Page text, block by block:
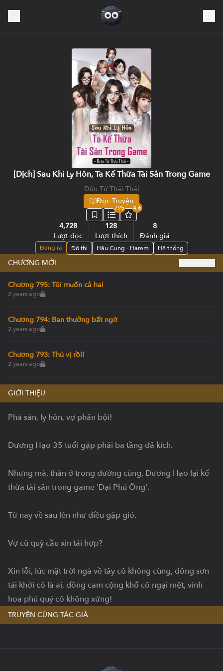
[Dịch] Sau Khi Ly Hôn, Ta Kế Thừa Tài Sản Trong Game
Dữu Tử Thái Thái
Đọc Truyện
795 4.6
4,728
Lượt đọc
128
Lượt thích
8
Đánh giá
Đang ra Đô thị Hậu Cung - Harem Hệ thống
CHƯƠNG MỚI
Chương 795: Tôi muốn cả hai
2 years ago
Chương 794: Ban thưởng bất ngờ
2 years ago
Chương 793: Thú vị rồi!
2 years ago
GIỚI THIỆU
Phá sản, ly hôn, vợ phản bội!
Dương Hạo 35 tuổi gặp phải ba tầng đả kích.
Nhưng mà, thân ở trong đường cùng, Dương Hạo lại kế
thừa tài sản trong game 'Đại Phú Ông'.
Từ nay về sau lên như diều gặp gió.
Vợ cũ quỳ cầu xin tái hợp?
Xin lỗi, lúc mặt trời ngả về tây cô không cùng, đông sơn
tái khởi cô là ai, đồng cam cộng khổ cô ngại mệt, vinh
hoa phú quý cô không xứng!
TRUYỆN CÙNG TÁC GIẢ